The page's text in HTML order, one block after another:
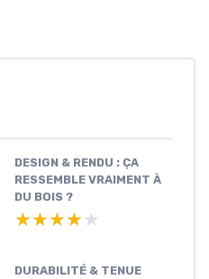
DESIGN & RENDU : ÇA
RESSEMBLE VRAIMENT À
DU BOIS ?
★★★★★
★★★★★
DURABILITÉ & TENUE